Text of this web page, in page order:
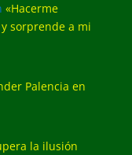
«Hacerme
sorprende a mi
Palencia en
la ilusión